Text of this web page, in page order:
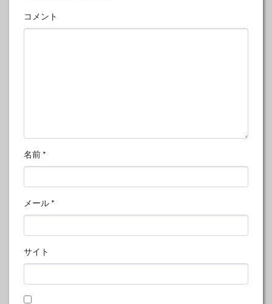
コメント
名前 *
メール *
サイト